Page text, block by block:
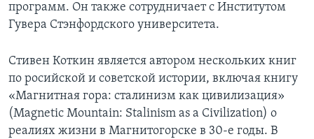
программ. Он также сотрудничает с Институтом
Гувера Стэнфордского университета.
Стивен Коткин является автором нескольких книг
по росийской и советской истории, включая книгу
«Магнитная гора: сталинизм как цивилизация»
(Magnetic Mountain: Stalinism as a Civilization) о
реалиях жизни в Магнитогорске в 30-е годы. В